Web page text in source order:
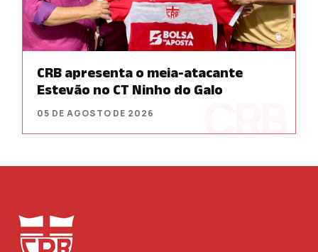
CRB apresenta o meia-atacante
Estevão no CT Ninho do Galo
05 DE AGOSTO DE 2026